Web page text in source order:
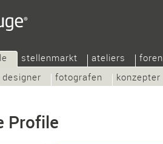
designer fotografen konzepter
stellenmarkt ateliers foren
Profile